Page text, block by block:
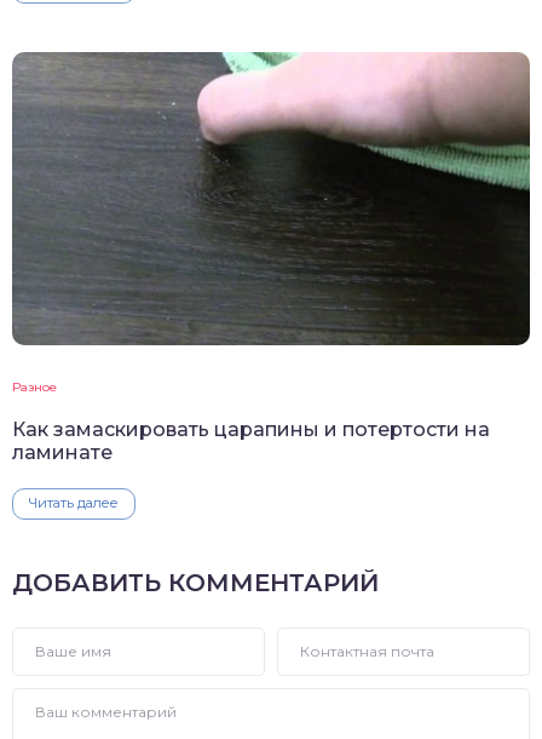
Разное
Как замаскировать царапины и потертости на
ламинате
Читать далее
ДОБАВИТЬ КОММЕНТАРИЙ